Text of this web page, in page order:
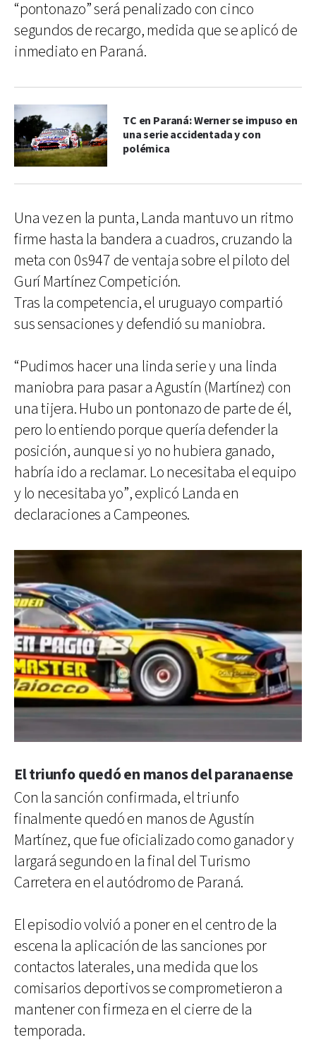
“pontonazo” será penalizado con cinco
segundos de recargo, medida que se aplicó de
inmediato en Paraná.
TC en Paraná: Werner se impuso en
una serie accidentada y con
polémica
Una vez en la punta, Landa mantuvo un ritmo
firme hasta la bandera a cuadros, cruzando la
meta con 0s947 de ventaja sobre el piloto del
Gurí Martínez Competición.
Tras la competencia, el uruguayo compartió
sus sensaciones y defendió su maniobra.
“Pudimos hacer una linda serie y una linda
maniobra para pasar a Agustín (Martínez) con
una tijera. Hubo un pontonazo de parte de él,
pero lo entiendo porque quería defender la
posición, aunque si yo no hubiera ganado,
habría ido a reclamar. Lo necesitaba el equipo
y lo necesitaba yo”, explicó Landa en
declaraciones a Campeones.
El triunfo quedó en manos del paranaense
Con la sanción confirmada, el triunfo
finalmente quedó en manos de Agustín
Martínez, que fue oficializado como ganador y
largará segundo en la final del Turismo
Carretera en el autódromo de Paraná.
El episodio volvió a poner en el centro de la
escena la aplicación de las sanciones por
contactos laterales, una medida que los
comisarios deportivos se comprometieron a
mantener con firmeza en el cierre de la
temporada.